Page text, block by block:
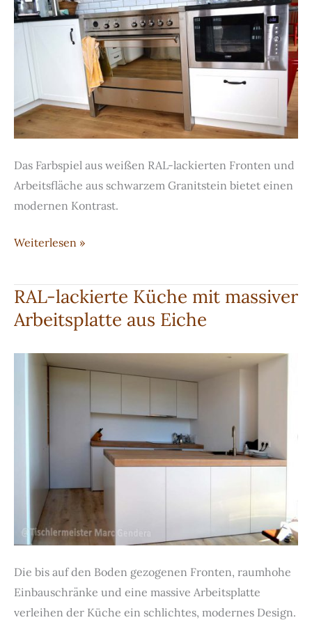
Das Farbspiel aus weißen RAL-lackierten Fronten und
Arbeitsfläche aus schwarzem Granitstein bietet einen
modernen Kontrast.
Küche
weiß-
lackierten
Fronten
schwarzer
Granitarbeitsplatte
Weiterlesen »
RAL-lackierte Küche mit massiver
Arbeitsplatte aus Eiche
Die bis auf den Boden gezogenen Fronten, raumhohe
Einbauschränke und eine massive Arbeitsplatte
verleihen der Küche ein schlichtes, modernes Design.